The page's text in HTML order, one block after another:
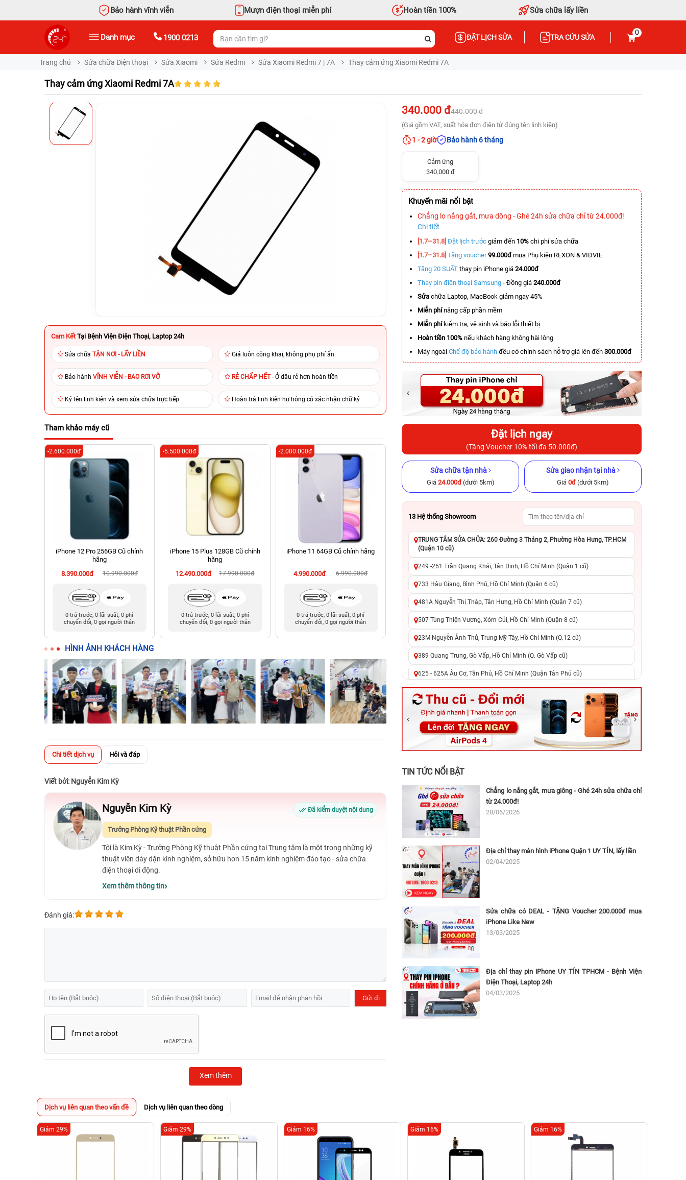
Bảo hành vĩnh viễn Mượn điện thoại miễn phí Hoàn tiền 100% Sửa chữa lấy liền
Danh mục 1900 0213 ĐẶT LỊCH SỬA TRA CỨU SỬA
0
Trang chủ Sửa chữa Điện thoại Sửa Xiaomi Sửa Redmi Sửa Xiaomi Redmi 7 | 7A Thay cảm ứng Xiaomi Redmi 7A
Thay cảm ứng Xiaomi Redmi 7A
Cam Kết Tại Bệnh Viện Điện Thoại, Laptop 24h
Sửa chữa TẬN NƠI - LẤY LIỀN Giá luôn công khai, không phụ phí ẩn
Bảo hành VĨNH VIỄN - BAO RƠI VỠ RẺ CHẤP HẾT- Ở đâu rẻ hơn hoàn tiền
Ký tên linh kiện và xem sửa chữa trực tiếp Hoàn trả linh kiện hư hỏng có xác nhận chữ ký
Tham khảo máy cũ
iPhone 12 Pro 256GB Cũ chính
hãng
8.390.000đ
10.990.000đ
-2.600.000đ
0 trả trước, 0 lãi suất, 0 phí
chuyển đổi, 0 gọi người thân
iPhone 15 Plus 128GB Cũ chính
hãng
12.490.000đ
17.990.000đ
-5.500.000đ
0 trả trước, 0 lãi suất, 0 phí
chuyển đổi, 0 gọi người thân
iPhone 11 64GB Cũ chính hãng
4.990.000đ 6.990.000đ
-2.000.000đ
0 trả trước, 0 lãi suất, 0 phí
chuyển đổi, 0 gọi người thân
iPhone XS 256GB Cũ chính hãng
4.090.000đ 9.990.000đ
-5.900.000đ
chuyển đổi, 0 gọi người thân
4.590.000đ 7.990.000đ
-3.400.000đ
chuyển đổi, 0 gọi người thân
-7.000.000đ
HÌNH ẢNH KHÁCH HÀNG
Chi tiết dịch vụ Hỏi và đáp
Viết bởi: Nguyễn Kim Kỳ
Nguyễn Kim Kỳ Đã kiểm duyệt nội dung
Trưởng Phòng Kỹ thuật Phần cứng
Tôi là Kim Kỳ - Trưởng Phòng Kỹ thuật Phần cứng tại Trung tâm là một trong những kỹ
thuật viên dày dặn kinh nghiệm, sở hữu hơn 15 năm kinh nghiệm đào tạo - sửa chữa
điện thoại di động.
Xem thêm thông tin
Đánh giá:
Xem thêm
340.000 đ440.000 đ
(Giá gồm VAT, xuất hóa đơn điện tử đúng tên linh kiện)
1 - 2 giờ Bảo hành 6 tháng
Cảm ứng
340.000 đ
Khuyến mãi nổi bật
Chẳng lo nắng gắt, mưa dông - Ghé 24h sửa chữa chỉ từ 24.000đ!
Chi tiết
[1.7–31.8] Đặt lịch trước giảm đến 10% chi phí sửa chữa
[1.7–31.8] Tặng voucher 99.000đmua Phụ kiện REXON & VIDVIE
Tặng 20 SUẤT thay pin iPhone giá 24.000đ
Thay pin điện thoại Samsung - Đồng giá 240.000đ
Sửa chữa Laptop, MacBook giảm ngay 45%
Miễn phínâng cấp phần mềm
Miễn phíkiểm tra, vệ sinh và báo lỗi thiết bị
Hoàn tiền 100% nếu khách hàng không hài lòng
Máy ngoài Chế độ bảo hành đều có chính sách hỗ trợ giá lên đến 300.000đ
Đặt lịch ngay
(Tặng Voucher 10% tối đa 50.000đ)
Sửa chữa tận nhà
Giá 24.000đ(dưới 5km)
Sửa giao nhận tại nhà
Giá 0đ(dưới 5km)
13 Hệ thống Showroom
TRUNG TÂM SỬA CHỮA: 260 Đường 3 Tháng 2, Phường Hòa Hưng, TP.HCM
(Quận 10 cũ)
249 -251 Trần Quang Khải, Tân Định, Hồ Chí Minh (Quận 1 cũ)
733 Hậu Giang, Bình Phú, Hồ Chí Minh (Quận 6 cũ)
481A Nguyễn Thị Thập, Tân Hưng, Hồ Chí Minh (Quận 7 cũ)
507 Tùng Thiện Vương, Xóm Củi, Hồ Chí Minh (Quận 8 cũ)
23M Nguyễn Ảnh Thủ, Trung Mỹ Tây, Hồ Chí Minh (Q.12 cũ)
389 Quang Trung, Gò Vấp, Hồ Chí Minh (Q. Gò Vấp cũ)
625 - 625A Âu Cơ, Tân Phú, Hồ Chí Minh (Quận Tân Phú cũ)
326 Lê Văn Việt, Tăng Nhơn Phú, Hồ Chí Minh (Q.9 TP. Thủ Đức cũ)
256 Võ Văn Ngân, Thủ Đức, Hồ Chí Minh (Bình Thọ, TP. Thủ Đức Cũ)
70 Nguyễn An Ninh, Dĩ An, Hồ Chí Minh (Bình Dương Cũ)
24h Vũng Tàu: 162A Ba Cu, Vũng Tàu, Hồ Chí Minh (TP. Vũng Tàu cũ)
TIN TỨC NỔI BẬT
Chẳng lo nắng gắt, mưa giông - Ghé 24h sửa chữa chỉ
từ 24.000đ!
28/06/2026
Địa chỉ thay màn hình iPhone Quận 1 UY TÍN, lấy liền
02/04/2025
Sửa chữa có DEAL - TẶNG Voucher 200.000đ mua
iPhone Like New
13/03/2025
Địa chỉ thay pin iPhone UY TÍN TPHCM - Bệnh Viện
Điện Thoại, Laptop 24h
04/03/2025
Dịch vụ liên quan theo vấn đề Dịch vụ liên quan theo dòng
Giảm 29% Giảm 29% Giảm 16% Giảm 16% Giảm 16%